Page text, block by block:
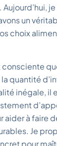
un
choix
quantité
inégale, il
aider à faire
Je
pour